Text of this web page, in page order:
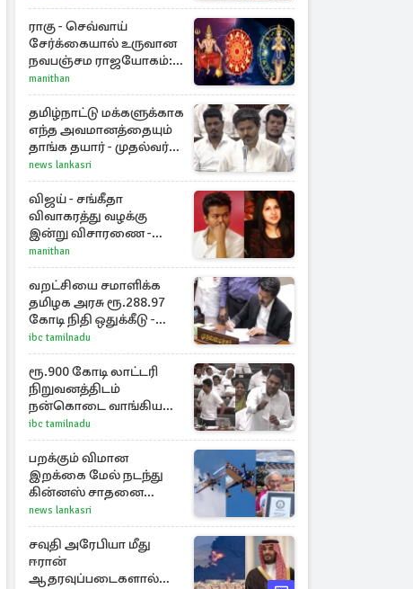
ராகு - செவ்வாய்
சேர்க்கையால் உருவான
நவபஞ்சம ராஜயோகம்:
அதிர்ஷ்டம் பெறும் 3
ராசிகள்!
manithan
தமிழ்நாட்டு மக்களுக்காக
எந்த அவமானத்தையும்
தாங்க தயார் - முதல்வர்
விஜய்
news lankasri
விஜய் - சங்கீதா
விவாகரத்து வழக்கு
இன்று விசாரணை -
காணொளி மூலம்
ஆஜராக வாய்ப்பு
manithan
வறட்சியை சமாளிக்க
தமிழக அரசு ரூ.288.97
கோடி நிதி ஒதுக்கீடு -
வெளியான அரசாணை
ibc tamilnadu
ரூ.900 கோடி லாட்டரி
நிறுவனத்திடம்
நன்கொடை வாங்கியது
ஏன்? உதயநிதி - ஆதவ்
விவாதம்
ibc tamilnadu
பறக்கும் விமான
இறக்கை மேல் நடந்து
கின்னஸ் சாதனை
படைத்த 97 வயது
மூதாட்டி
news lankasri
சவுதி அரேபியா மீது
ஈரான்
ஆதரவுப்படைகளால்